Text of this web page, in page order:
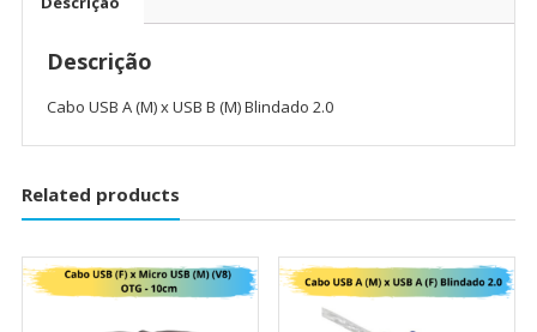
Descrição
Cabo USB A (M) x USB B (M) Blindado 2.0
Related products